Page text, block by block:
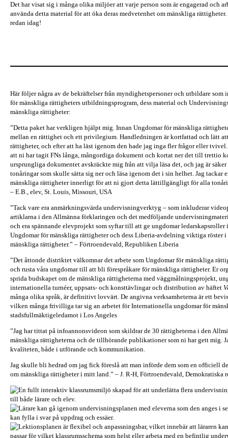
Det har visat sig i många olika miljöer att varje person som är engagerad och
använda detta material för att öka deras medvetenhet om mänskliga
redan idag!
Här följer några av de bekräftelser från myndighetspersoner och utbildare som
för mänskliga rättigheters utbildningsprogram, dess material och
mänskliga rättigheter:
”Detta paket har verkligen hjälpt mig. Innan Ungdomar för mänskliga
mellan en rättighet och ett privilegium. Handledningen är kortfattad och lätt
rättigheter, och efter att ha läst igenom den hade jag inga fler frågor eller
att ni har tagit FNs långa, mångordiga dokument och kortat ner det till trettio
ursprungliga dokumentet avskräckte mig från att vilja läsa det, och jag är säker
tonåringar som skulle sätta sig ner och läsa igenom det i sin helhet. Jag tackar
mänskliga rättigheter innerligt för att ni gjort detta lättillgängligt för alla
– E.B., elev, St. Louis, Missouri, USA
”Tack vare era anmärkningsvärda undervisningverktyg – som inkluderar
artiklarna i den Allmänna förklaringen och det medföljande
och era spännande elevprojekt som syftar till att ge ungdomar ledarskapsroller
Ungdomar för mänskliga rättigheter och dess Liberia-avdelning viktiga röster i
mänskliga rättigheter.” – Förtroendevald, Republiken Liberia
”Det åttonde distriktet välkomnar det arbete som Ungdomar för mänskliga
och rusta våra ungdomar till att bli förespråkare för mänskliga rättigheter. Er
sprida budskapet om de mänskliga rättigheterna med väggmålningsprojekt,
internationella turnéer, uppsats- och konsttävlingar och distribution av häftet
många olika språk, är definitivt lovvärt. De angivna verksamheterna är ett
vilken många frivilliga tar sig an arbetet för Internationella ungdomar för
stadsfullmäktigeledamot i Los Angeles
”Jag har tittat på infoannonsvideon som skildrar de 30 rättigheterna i den
mänskliga rättigheterna och de tillhörande publikationer som ni har gett mig.
kvaliteten, både i utförande och kommunikation.
Jag skulle bli hedrad om jag fick föreslå att man införde dem som en officiell
om mänskliga rättigheter i mitt land.” – J. R-H, Förtroendevald, Demokratiska